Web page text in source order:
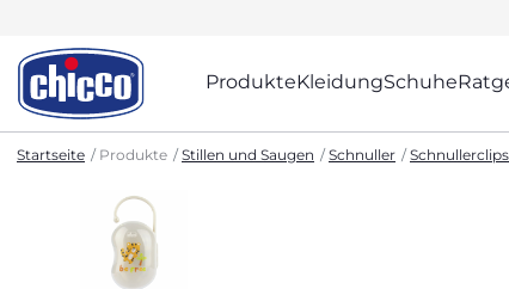
ProdukteKleidungSchuhe
Startseite Produkte Stillen und Saugen Schnuller